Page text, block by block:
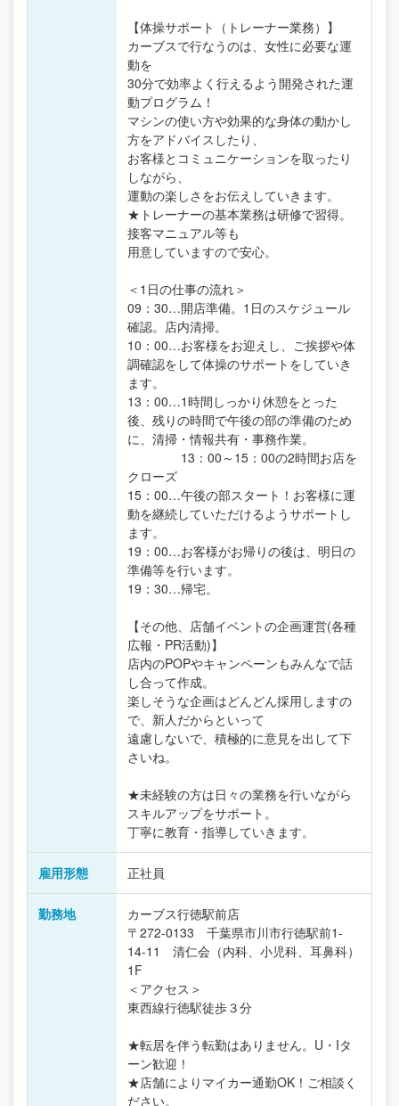
【体操サポート（トレーナー業務）】
カーブスで行なうのは、女性に必要な運
動を
30分で効率よく行えるよう開発された運
動プログラム！
マシンの使い方や効果的な身体の動かし
方をアドバイスしたり、
お客様とコミュニケーションを取ったり
しながら、
運動の楽しさをお伝えしていきます。
★トレーナーの基本業務は研修で習得。
接客マニュアル等も
用意していますので安心。
＜1日の仕事の流れ＞
09：30…開店準備。1日のスケジュール
確認。店内清掃。
10：00…お客様をお迎えし、ご挨拶や体
調確認をして体操のサポートをしていき
ます。
13：00…1時間しっかり休憩をとった
後、残りの時間で午後の部の準備のため
に、清掃・情報共有・事務作業。
13：00～15：00の2時間お店を
クローズ
15：00…午後の部スタート！お客様に運
動を継続していただけるようサポートし
ます。
19：00…お客様がお帰りの後は、明日の
準備等を行います。
19：30…帰宅。
【その他、店舗イベントの企画運営(各種
広報・PR活動)】
店内のPOPやキャンペーンもみんなで話
し合って作成。
楽しそうな企画はどんどん採用しますの
で、新人だからといって
遠慮しないで、積極的に意見を出して下
さいね。
★未経験の方は日々の業務を行いながら
スキルアップをサポート。
丁寧に教育・指導していきます。
雇用形態 正社員
勤務地
カーブス行徳駅前店
〒272-0133 千葉県市川市行徳駅前1-
14-11 清仁会（内科、小児科、耳鼻科）
1F
＜アクセス＞
東西線行徳駅徒歩３分
★転居を伴う転勤はありません。U・Iタ
ーン歓迎！
★店舗によりマイカー通勤OK！ご相談く
ださい。